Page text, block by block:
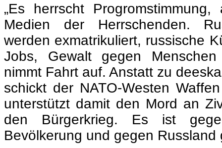
„Es herrscht
Medien der Herrschenden.
werden exmatrikuliert, russische
Jobs, Gewalt gegen
nimmt Fahrt auf. Anstatt zu
schickt der NATO-Westen
unterstützt damit den Mord an
den Bürgerkrieg. Es ist
Bevölkerung und gegen Russland